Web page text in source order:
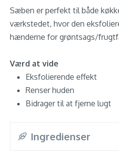
Sæben er perfekt til både
værkstedet, hvor den
hænderne for grøntsags/
Værd at vide
Eksfolierende effekt
Renser huden
Bidrager til at fjerne lugt
Ingredienser